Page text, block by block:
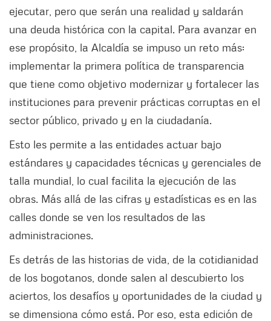
ejecutar, pero que serán una realidad y saldarán
una deuda histórica con la capital. Para avanzar en
ese propósito, la Alcaldía se impuso un reto más:
implementar la primera política de transparencia
que tiene como objetivo modernizar y fortalecer las
instituciones para prevenir prácticas corruptas en el
sector público, privado y en la ciudadanía.
Esto les permite a las entidades actuar bajo
estándares y capacidades técnicas y gerenciales de
talla mundial, lo cual facilita la ejecución de las
obras. Más allá de las cifras y estadísticas es en las
calles donde se ven los resultados de las
administraciones.
Es detrás de las historias de vida, de la cotidianidad
de los bogotanos, donde salen al descubierto los
aciertos, los desafíos y oportunidades de la ciudad y
se dimensiona cómo está. Por eso, esta edición de